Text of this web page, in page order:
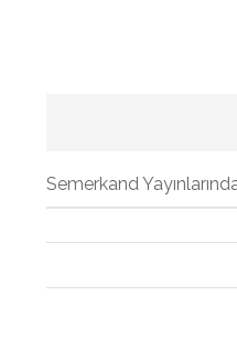
Semerkand